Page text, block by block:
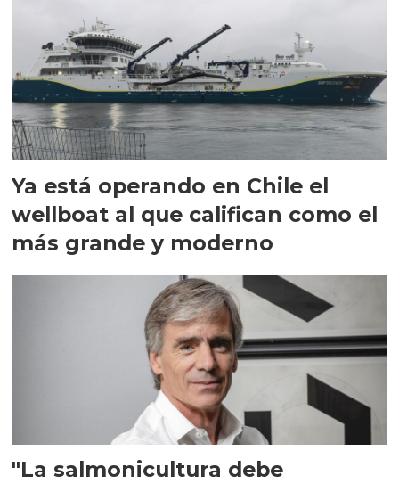
Ya está operando en Chile el
wellboat al que califican como el
más grande y moderno
"La salmonicultura debe